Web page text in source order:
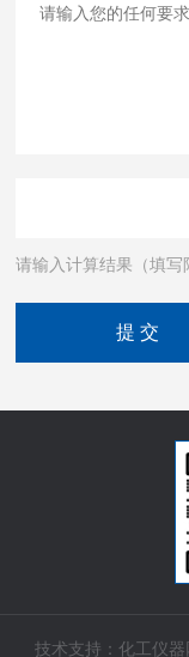
请输入计算结果（填
技术支持： 化工仪器